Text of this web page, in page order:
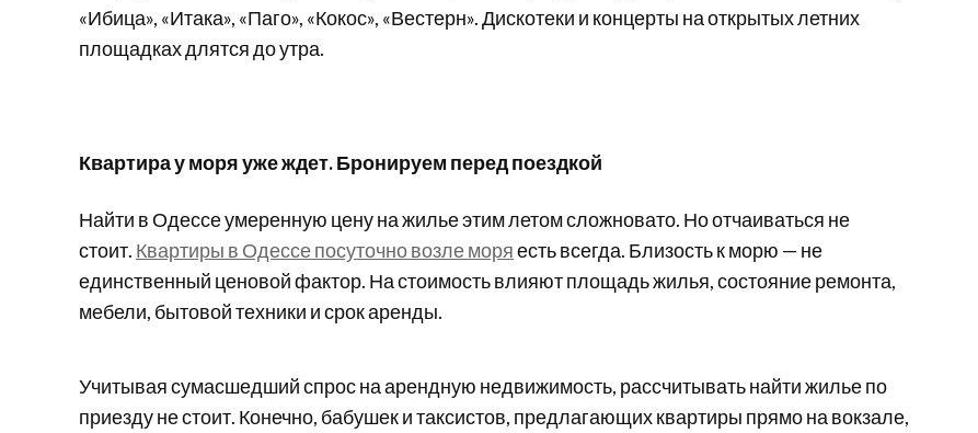
«Ибица», «Итака», «Паго», «Кокос», «Вестерн». Дискотеки и концерты на открытых летних
площадках длятся до утра.
Квартира у моря уже ждет. Бронируем перед поездкой
Найти в Одессе умеренную цену на жилье этим летом сложновато. Но отчаиваться не
стоит. Квартиры в Одессе посуточно возле моряесть всегда. Близость к морю — не
единственный ценовой фактор. На стоимость влияют площадь жилья, состояние ремонта,
мебели, бытовой техники и срок аренды.
Учитывая сумасшедший спрос на арендную недвижимость, рассчитывать найти жилье по
приезду не стоит. Конечно, бабушек и таксистов, предлагающих квартиры прямо на вокзале,